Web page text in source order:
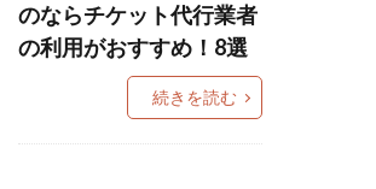
のならチケット代行業者
の利用がおすすめ！8選
続きを読む